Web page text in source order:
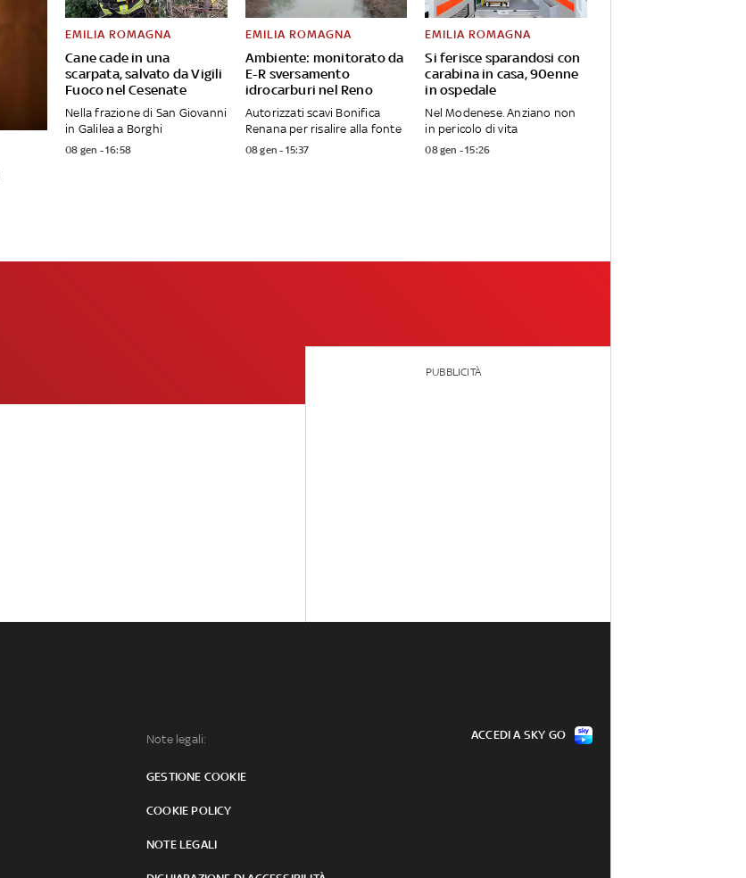
Cane cade in una
scarpata, salvato da Vigili
Fuoco nel Cesenate
EMILIA ROMAGNA
Nella frazione di San Giovanni
in Galilea a Borghi
08 gen - 16:58
Ambiente: monitorato da
E-R sversamento
idrocarburi nel Reno
EMILIA ROMAGNA
Autorizzati scavi Bonifica
Renana per risalire alla fonte
08 gen - 15:37
Si ferisce sparandosi con
carabina in casa, 90enne
in ospedale
EMILIA ROMAGNA
Nel Modenese. Anziano non
in pericolo di vita
08 gen - 15:26
PUBBLICITÀ
Note legali:
GESTIONE COOKIE
COOKIE POLICY
NOTE LEGALI
ACCEDI A SKY GO